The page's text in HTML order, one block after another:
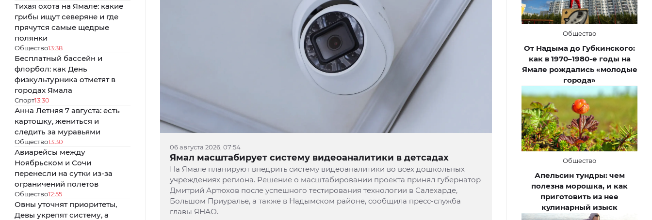
Тихая охота на Ямале: какие
грибы ищут северяне и где
прячутся самые щедрые
полянки
Общество13:38
Бесплатный бассейн и
флорбол: как День
физкультурника отметят в
городах Ямала
Спорт13:30
Анна Летняя 7 августа: есть
картошку, жениться и
следить за муравьями
Общество13:30
Авиарейсы между
Ноябрьском и Сочи
перенесли на сутки из-за
ограничений полетов
Общество12:55
Овны уточнят приоритеты,
Девы укрепят систему, а
06 августа 2026, 07:54
Ямал масштабирует систему видеоаналитики в детсадах
На Ямале планируют внедрить систему видеоаналитики во всех дошкольных
учреждениях региона. Решение о масштабировании проекта принял губернатор
Дмитрий Артюхов после успешного тестирования технологии в Салехарде,
Большом Приуралье, а также в Надымском районе, сообщила пресс-служба
главы ЯНАО.
Общество
От Надыма до Губкинского:
как в 1970–1980-е годы на
Ямале рождались «молодые
города»
Общество
Апельсин тундры: чем
полезна морошка, и как
приготовить из нее
кулинарный изыск